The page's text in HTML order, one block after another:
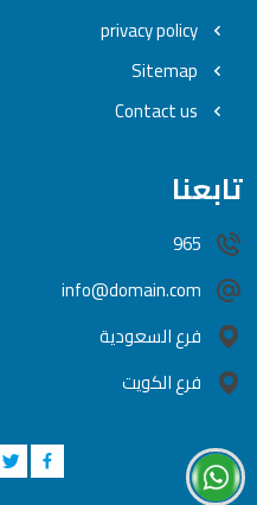
تابعنا
965
info@domain.com
فرع السعودية
فرع الكويت